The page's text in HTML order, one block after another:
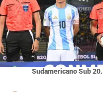
Sudamericano Sub 20.